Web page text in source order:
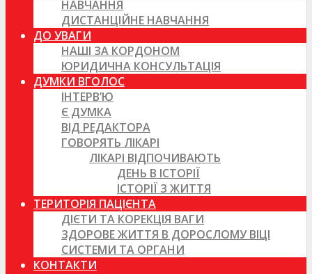
НАВЧАННЯ
ДИСТАНЦІЙНЕ НАВЧАННЯ
ДО УВАГИ
НАШІ ЗА КОРДОНОМ
ЮРИДИЧНА КОНСУЛЬТАЦІЯ
ДУМКИ ВГОЛОС
ІНТЕРВ’Ю
Є ДУМКА
ВІД РЕДАКТОРА
ГОВОРЯТЬ ЛІКАРІ
ЛІКАРІ ВІДПОЧИВАЮТЬ
ДЕНЬ В ІСТОРІЇ
ІСТОРІЇ З ЖИТТЯ
ТЕРИТОРІЯ ПАЦІЄНТА
ДІЄТИ ТА КОРЕКЦІЯ ВАГИ
ЗДОРОВЕ ЖИТТЯ В ДОРОСЛОМУ ВІЦІ
СИСТЕМИ ТА ОРГАНИ
КОНТАКТИ